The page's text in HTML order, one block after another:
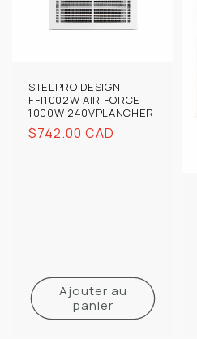
STELPRO DESIGN
FFI1002W AIR FORCE
1000W 240VPLANCHER
Prix
$742.00 CAD
Ajouter au
panier